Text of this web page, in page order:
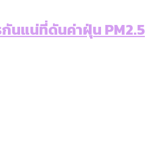
กันแน่ที่ดันค่าฝุ่น PM2.5